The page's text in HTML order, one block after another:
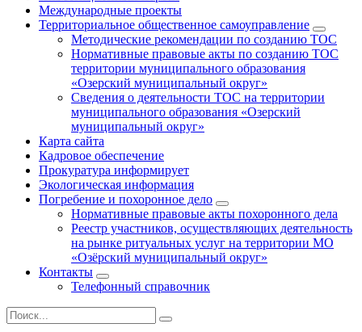
Международные проекты
Территориальное общественное самоуправление
Методические рекомендации по созданию ТОС
Нормативные правовые акты по созданию ТОС
территории муниципального образования
«Озерский муниципальный округ»
Сведения о деятельности ТОС на территории
муниципального образования «Озерский
муниципальный округ»
Карта сайта
Кадровое обеспечение
Прокуратура информирует
Экологическая информация
Погребение и похоронное дело
Нормативные правовые акты похоронного дела
Реестр участников, осуществляющих деятельность
на рынке ритуальных услуг на территории МО
«Озёрский муниципальный округ»
Контакты
Телефонный справочник